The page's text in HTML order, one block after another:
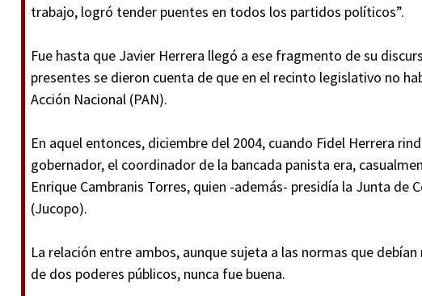
trabajo, logró tender puentes en todos los partidos políticos”.
Fue hasta que Javier Herrera llegó a ese fragmento de su
presentes se dieron cuenta de que en el recinto legislativo no
Acción Nacional (PAN).
En aquel entonces, diciembre del 2004, cuando Fidel Herrera
gobernador, el coordinador de la bancada panista era,
Enrique Cambranis Torres, quien -además- presidía la Junta de
(Jucopo).
La relación entre ambos, aunque sujeta a las normas que
de dos poderes públicos, nunca fue buena.